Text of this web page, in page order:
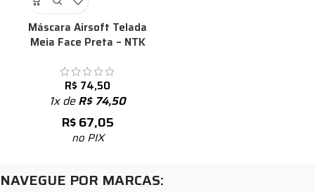
Máscara Airsoft Telada
Meia Face Preta – NTK
R$ 74,50
1x deR$74,50
R$67,05
no PIX
NAVEGUE POR MARCAS: